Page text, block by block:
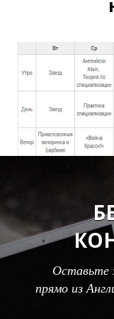
Оставьте
прямо из